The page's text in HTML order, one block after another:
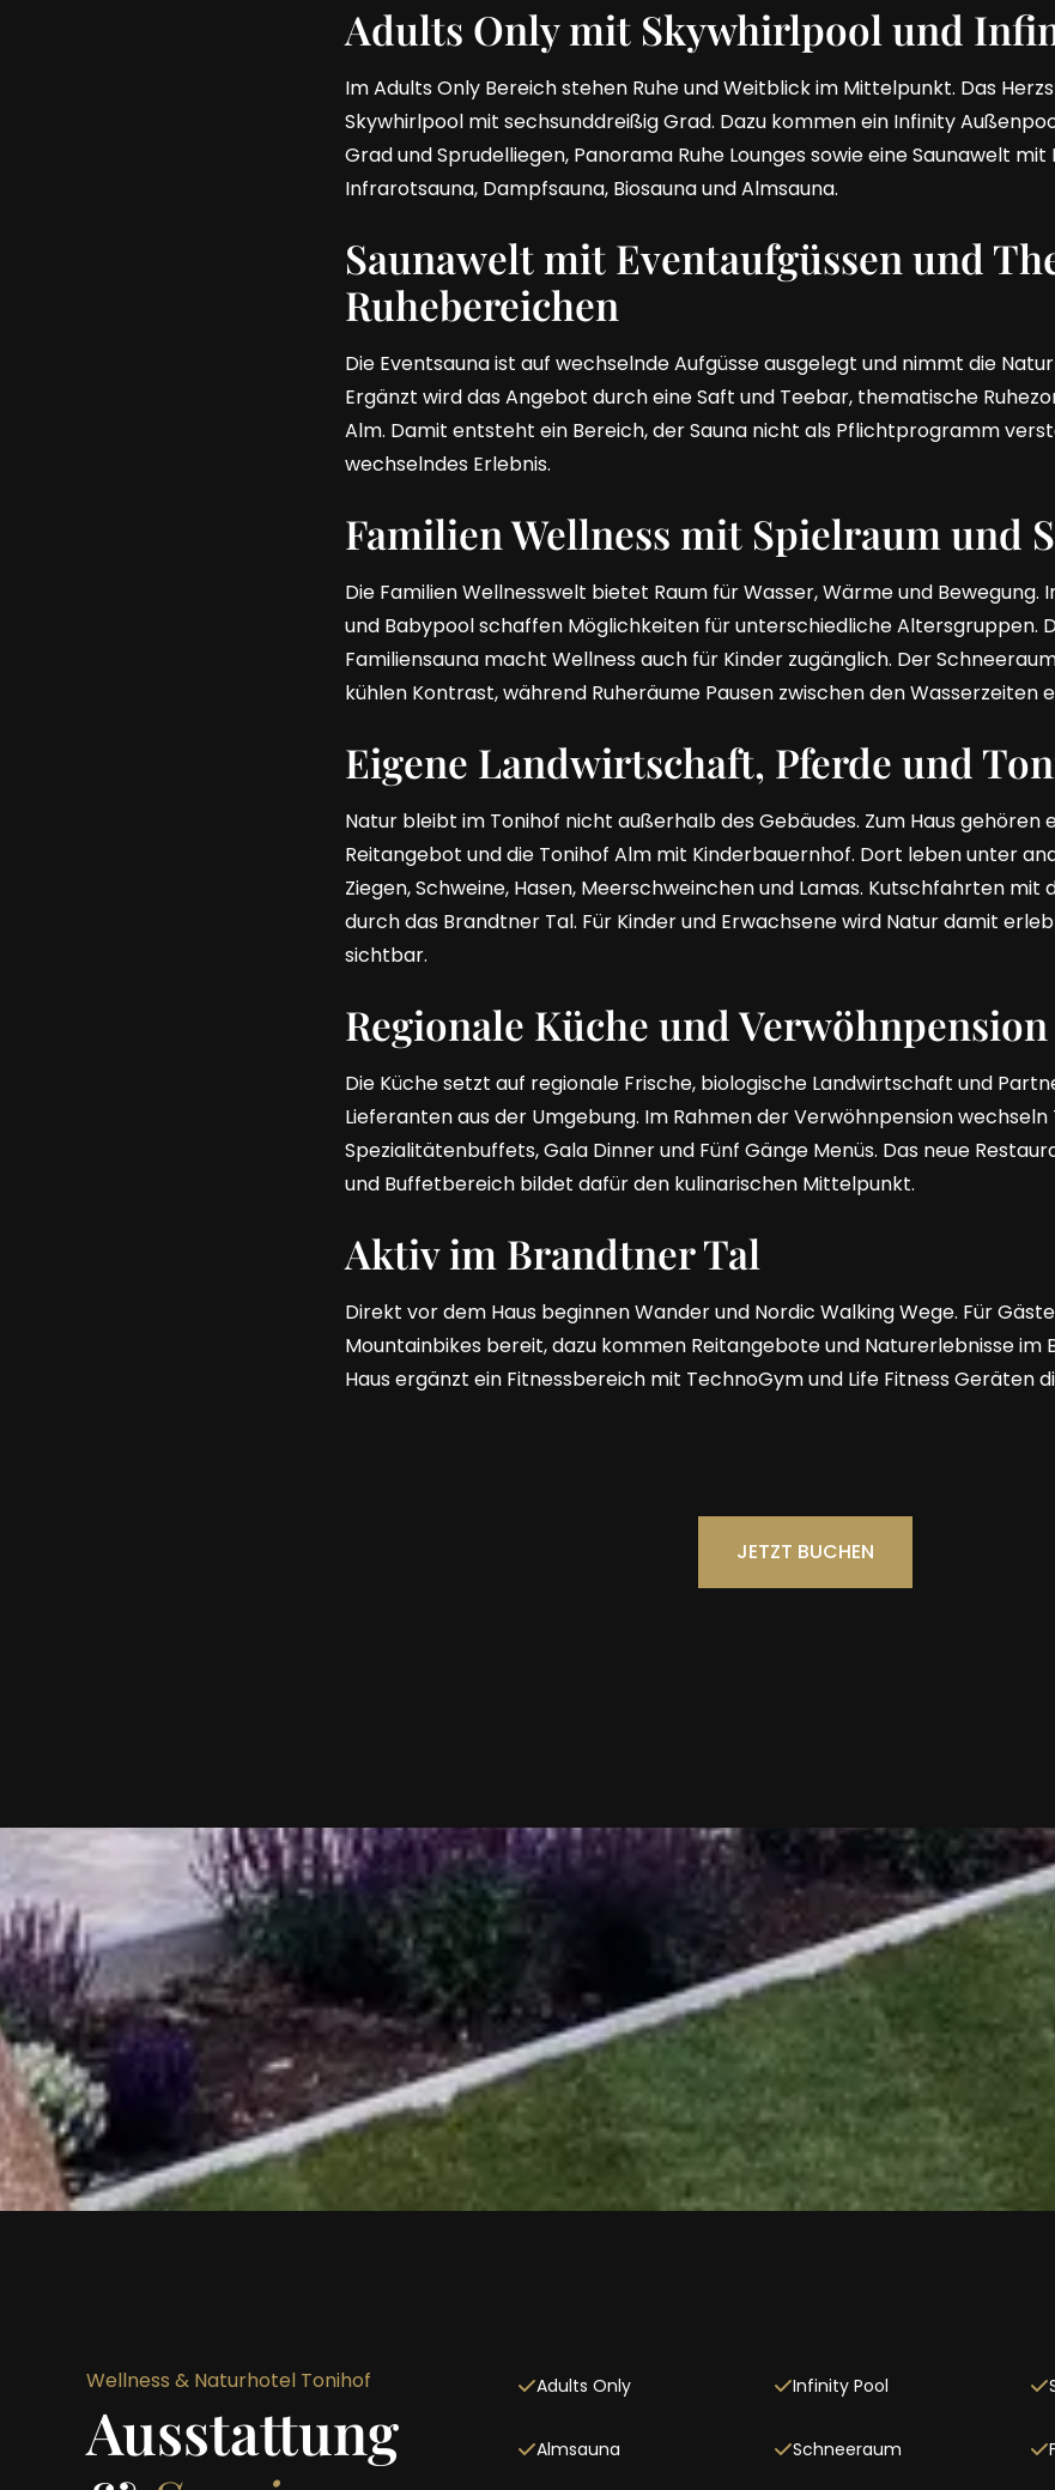
Adults Only mit Skywhirlpool und
Im Adults Only Bereich stehen Ruhe und Weitblick im Mittelpunkt. Das
Skywhirlpool mit sechsunddreißig Grad. Dazu kommen ein Infinity
Grad und Sprudelliegen, Panorama Ruhe Lounges sowie eine Saunawelt mit
Infrarotsauna, Dampfsauna, Biosauna und Almsauna.
Saunawelt mit Eventaufgüssen und
Ruhebereichen
Die Eventsauna ist auf wechselnde Aufgüsse ausgelegt und nimmt die
Ergänzt wird das Angebot durch eine Saft und Teebar, thematische
Alm. Damit entsteht ein Bereich, der Sauna nicht als Pflichtprogramm
wechselndes Erlebnis.
Familien Wellness mit Spielraum und
Die Familien Wellnesswelt bietet Raum für Wasser, Wärme und Bewegung.
und Babypool schaffen Möglichkeiten für unterschiedliche Altersgruppen.
Familiensauna macht Wellness auch für Kinder zugänglich. Der
kühlen Kontrast, während Ruheräume Pausen zwischen den Wasserzeiten
Eigene Landwirtschaft, Pferde und
Natur bleibt im Tonihof nicht außerhalb des Gebäudes. Zum Haus gehören
Reitangebot und die Tonihof Alm mit Kinderbauernhof. Dort leben unter
Ziegen, Schweine, Hasen, Meerschweinchen und Lamas. Kutschfahrten mit
durch das Brandtner Tal. Für Kinder und Erwachsene wird Natur damit
sichtbar.
Regionale Küche und Verwöhnpension
Die Küche setzt auf regionale Frische, biologische Landwirtschaft und
Lieferanten aus der Umgebung. Im Rahmen der Verwöhnpension
Spezialitätenbuffets, Gala Dinner und Fünf Gänge Menüs. Das neue
und Buffetbereich bildet dafür den kulinarischen Mittelpunkt.
Aktiv im Brandtner Tal
Direkt vor dem Haus beginnen Wander und Nordic Walking Wege. Für
Mountainbikes bereit, dazu kommen Reitangebote und Naturerlebnisse im
Haus ergänzt ein Fitnessbereich mit TechnoGym und Life Fitness Geräten
JETZT BUCHEN
Wellness & Naturhotel Tonihof
Ausstattung
Adults Only Infinity Pool
Almsauna Schneeraum